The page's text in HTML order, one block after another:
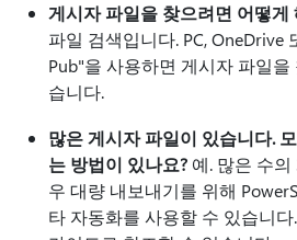
게시자 파일을 찾으려면 어떻게
파일 검색입니다. PC, OneDrive
Pub"을 사용하면 게시자 파일
습니다.
많은 게시자 파일이 있습니다.
는 방법이 있나요? 예. 많은 수
우 대량 내보내기를 위해
타 자동화를 사용할 수 있습니다.